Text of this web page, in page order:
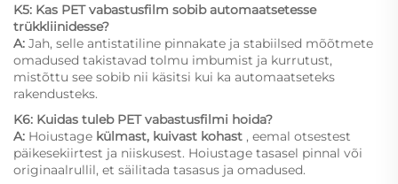
K5: Kas PET vabastusfilm sobib automaatsetesse
trükkliinidesse?
A: Jah, selle antistatiline pinnakate ja stabiilsed mõõtmete
omadused takistavad tolmu imbumist ja kurrutust,
mistõttu see sobib nii käsitsi kui ka automaatseteks
rakendusteks.
K6: Kuidas tuleb PET vabastusfilmi hoida?
A: Hoiustage külmast, kuivast kohast , eemal otsestest
päikesekiirtest ja niiskusest. Hoiustage tasasel pinnal või
originaalrullil, et säilitada tasasus ja omadused.